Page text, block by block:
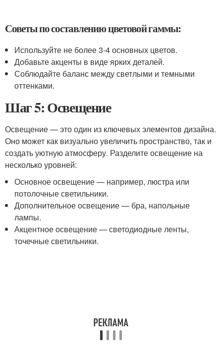
Советы по составлению цветовой гаммы:
Используйте не более 3-4 основных цветов.
Добавьте акценты в виде ярких деталей.
Соблюдайте баланс между светлыми и темными
оттенками.
Шаг 5: Освещение
Освещение — это один из ключевых элементов дизайна.
Оно может как визуально увеличить пространство, так и
создать уютную атмосферу. Разделите освещение на
несколько уровней:
Основное освещение — например, люстра или
потолочные светильники.
Дополнительное освещение — бра, напольные
лампы.
Акцентное освещение — светодиодные ленты,
точечные светильники.